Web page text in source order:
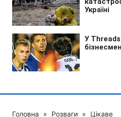
Головна » Розваги » Цікаве